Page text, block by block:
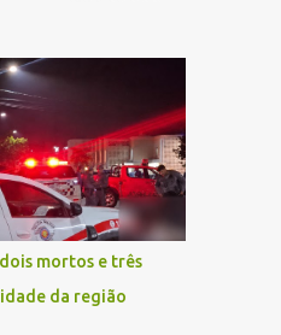
via quando o veículo
elétrica no painel,
e impossibilitando
segundo o registro
o carro,
as portas estavam
com a chave de
do local por cerca de
ajuda. Ao retornar,
mortos e três
da região